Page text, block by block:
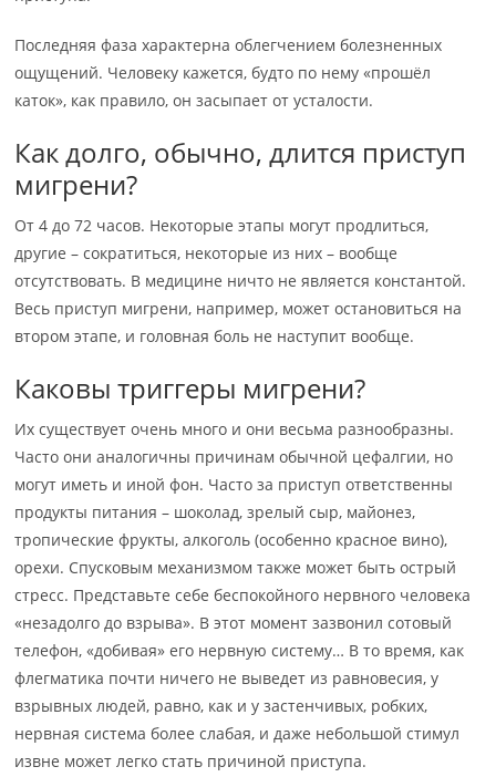
Последняя фаза характерна облегчением болезненных
ощущений. Человеку кажется, будто по нему «прошёл
каток», как правило, он засыпает от усталости.
Как долго, обычно, длится приступ
мигрени?
От 4 до 72 часов. Некоторые этапы могут продлиться,
другие – сократиться, некоторые из них – вообще
отсутствовать. В медицине ничто не является константой.
Весь приступ мигрени, например, может остановиться на
втором этапе, и головная боль не наступит вообще.
Каковы триггеры мигрени?
Их существует очень много и они весьма разнообразны.
Часто они аналогичны причинам обычной цефалгии, но
могут иметь и иной фон. Часто за приступ ответственны
продукты питания – шоколад, зрелый сыр, майонез,
тропические фрукты, алкоголь (особенно красное вино),
орехи. Спусковым механизмом также может быть острый
стресс. Представьте себе беспокойного нервного человека
«незадолго до взрыва». В этот момент зазвонил сотовый
телефон, «добивая» его нервную систему… В то время, как
флегматика почти ничего не выведет из равновесия, у
взрывных людей, равно, как и у застенчивых, робких,
нервная система более слабая, и даже небольшой стимул
извне может легко стать причиной приступа.